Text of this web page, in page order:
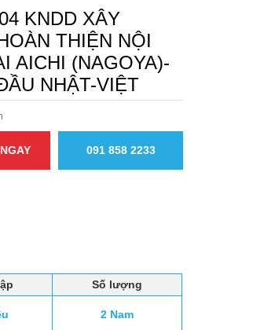
KNDD XÂY
THIỆN NỘI
AICHI (NAGOYA)-
NHẬT-VIỆT
091 858 2233
Số lượng
2 Nam